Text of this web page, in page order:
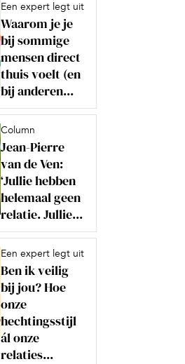
Een expert legt uit
Waarom je je
bij sommige
mensen direct
thuis voelt (en
bij anderen...
Column
Jean-Pierre
van de Ven:
‘Jullie hebben
helemaal geen
relatie. Jullie...
Een expert legt uit
Ben ik veilig
bij jou? Hoe
onze
hechtingsstijl
ál onze
relaties...